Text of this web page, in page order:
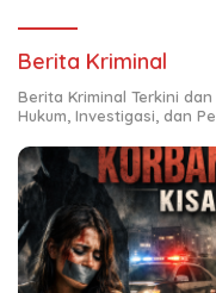
Berita Kriminal
Berita Kriminal Terkini
Hukum, Investigasi, dan